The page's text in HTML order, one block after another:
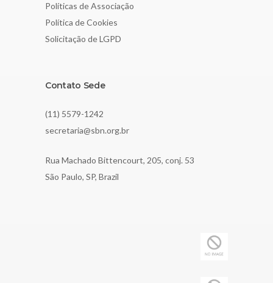
Políticas de Associação
Política de Cookies
Solicitação de LGPD
Contato Sede
(11) 5579-1242
secretaria@sbn.org.br
Rua Machado Bittencourt, 205, conj. 53
São Paulo, SP, Brazil